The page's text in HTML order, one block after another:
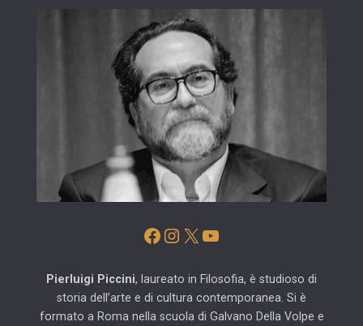
Facebook
Instagram
X YouTube
Pierluigi Piccini, laureato in Filosofia, è studioso di
storia dell’arte e di cultura contemporanea. Si è
formato a Roma nella scuola di Galvano Della Volpe e